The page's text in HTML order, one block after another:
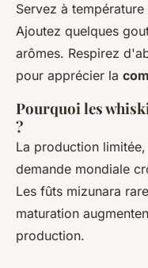
Servez à
Ajoutez quelques
arômes. Respirez
pour apprécier la
Pourquoi les
?
La production
demande mondiale
Les fûts mizunara
maturation
production.